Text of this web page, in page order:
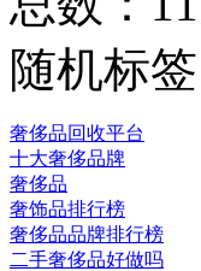
随机标签
奢侈品回收平台
十大奢侈品牌
奢侈品
奢饰品排行榜
奢侈品品牌排行榜
二手奢侈品好做吗